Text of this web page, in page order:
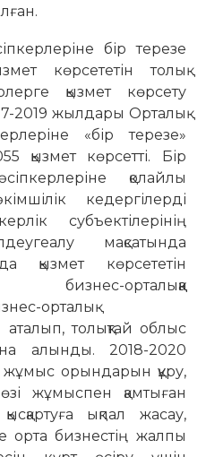
бір терезе
көрсететін толық
қызмет көрсету
2019 жылдары Орталық
«бір терезе»
қызмет көрсетті. Бір
қолайлы
кедергілерді
субъектілерінің
мақсатында
қызмет көрсететін
орталыққа
орталық
толықтай облыс
алынды. 2018-2020
орындарын құру,
жұмыспен қамтыған
ықпал жасау,
орта бизнестің жалпы